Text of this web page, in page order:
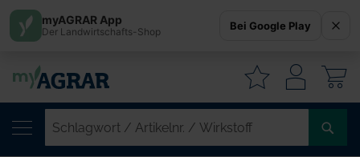
myAGRAR App
Der Landwirtschafts-Shop Bei Google Play